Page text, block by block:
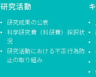
研究活動
研究成果の公表
科学研究費（科研費）採択状
況
研究活動における不正行為防
止の取り組み